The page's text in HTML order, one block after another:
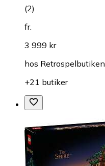
(2)
fr.
3 999 kr
hos Retrospelbutiken
+21 butiker